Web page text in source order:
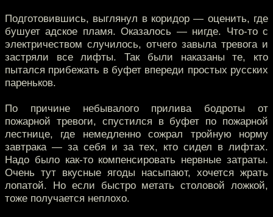
Подготовившись, выглянул в коридор — оценить, где
бушует адское пламя. Оказалось — нигде. Что-то с
электричеством случилось, отчего завыла тревога и
застряли все лифты. Так были наказаны те, кто
пытался прибежать в буфет впереди простых русских
пареньков.
По причине небывалого прилива бодроты от
пожарной тревоги, спустился в буфет по пожарной
лестнице, где немедленно сожрал тройную норму
завтрака — за себя и за тех, кто сидел в лифтах.
Надо было как-то компенсировать нервные затраты.
Очень тут вкусные ягоды насыпают, хочется жрать
лопатой. Но если быстро метать столовой ложкой,
тоже получается неплохо.